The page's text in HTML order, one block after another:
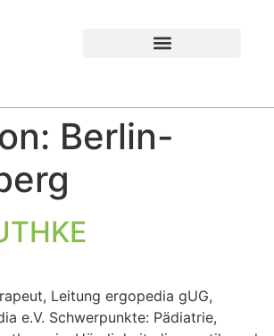
Berlin-
Leitung ergopedia gUG,
e.V. Schwerpunkte: Pädiatrie,